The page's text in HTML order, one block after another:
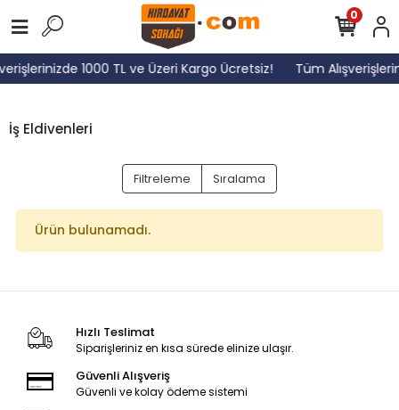
1000 TL ve Üzeri Kargo Ücretsiz! Tüm
0
İş Eldivenleri
Filtreleme Sıralama
Ürün bulunamadı.
Hızlı Teslimat
Siparişleriniz en kısa sürede elinize ulaşır.
Güvenli Alışveriş
Güvenli ve kolay ödeme sistemi